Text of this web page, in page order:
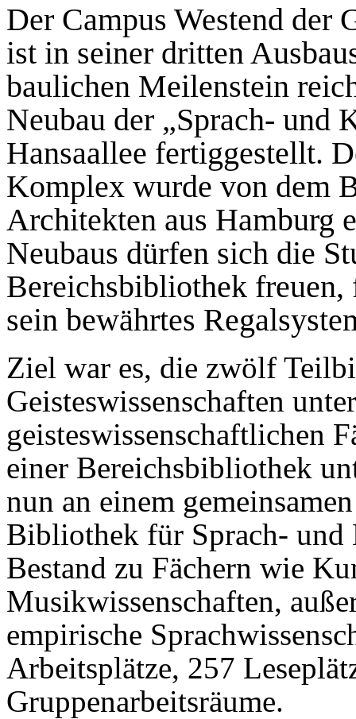
Der Campus Westend der
ist in seiner dritten
baulichen Meilenstein
Neubau der „Sprach- und
Hansaallee fertiggestellt.
Komplex wurde von dem
Architekten aus Hamburg
Neubaus dürfen sich die
Bereichsbibliothek
sein bewährtes
Ziel war es, die zwölf
Geisteswissenschaften
geisteswissenschaftlichen
einer Bereichsbibliothek
nun an einem
Bibliothek für Sprach- und
Bestand zu Fächern wie
Musikwissenschaften,
empirische
Arbeitsplätze, 257
Gruppenarbeitsräume.